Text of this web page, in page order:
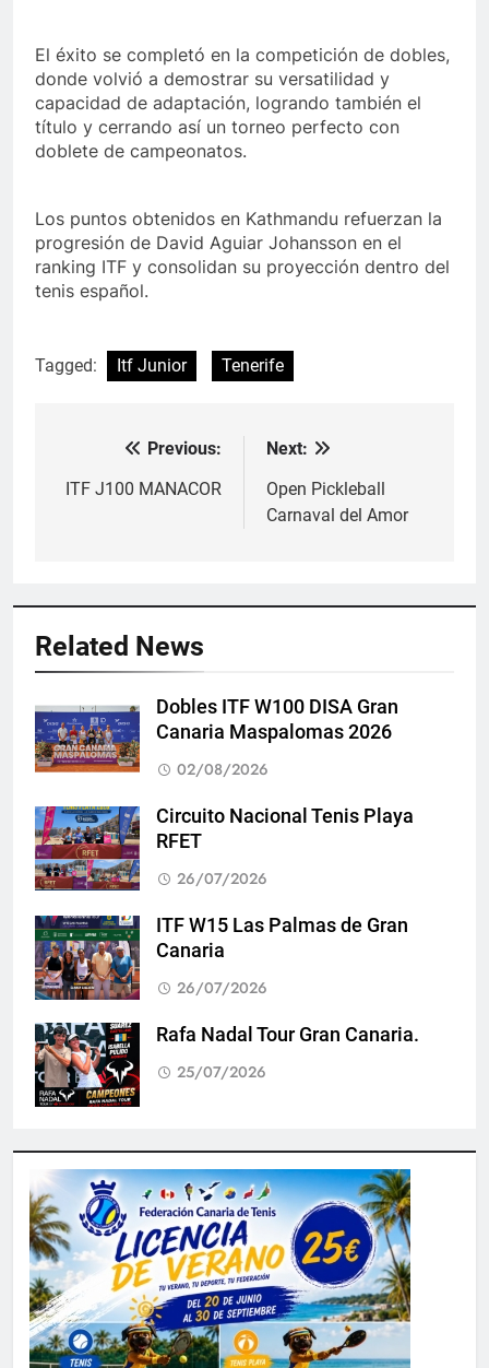
El éxito se completó en la competición de dobles,
donde volvió a demostrar su versatilidad y
capacidad de adaptación, logrando también el
título y cerrando así un torneo perfecto con
doblete de campeonatos.
Los puntos obtenidos en Kathmandu refuerzan la
progresión de David Aguiar Johansson en el
ranking ITF y consolidan su proyección dentro del
tenis español.
Tagged: Itf Junior Tenerife
Navegación
de
Previous:
ITF J100 MANACOR
Next:
Open Pickleball
Carnaval del Amor
Related News
Dobles ITF W100 DISA Gran
Canaria Maspalomas 2026
02/08/2026
Circuito Nacional Tenis Playa
RFET
26/07/2026
ITF W15 Las Palmas de Gran
Canaria
26/07/2026
Rafa Nadal Tour Gran Canaria.
25/07/2026